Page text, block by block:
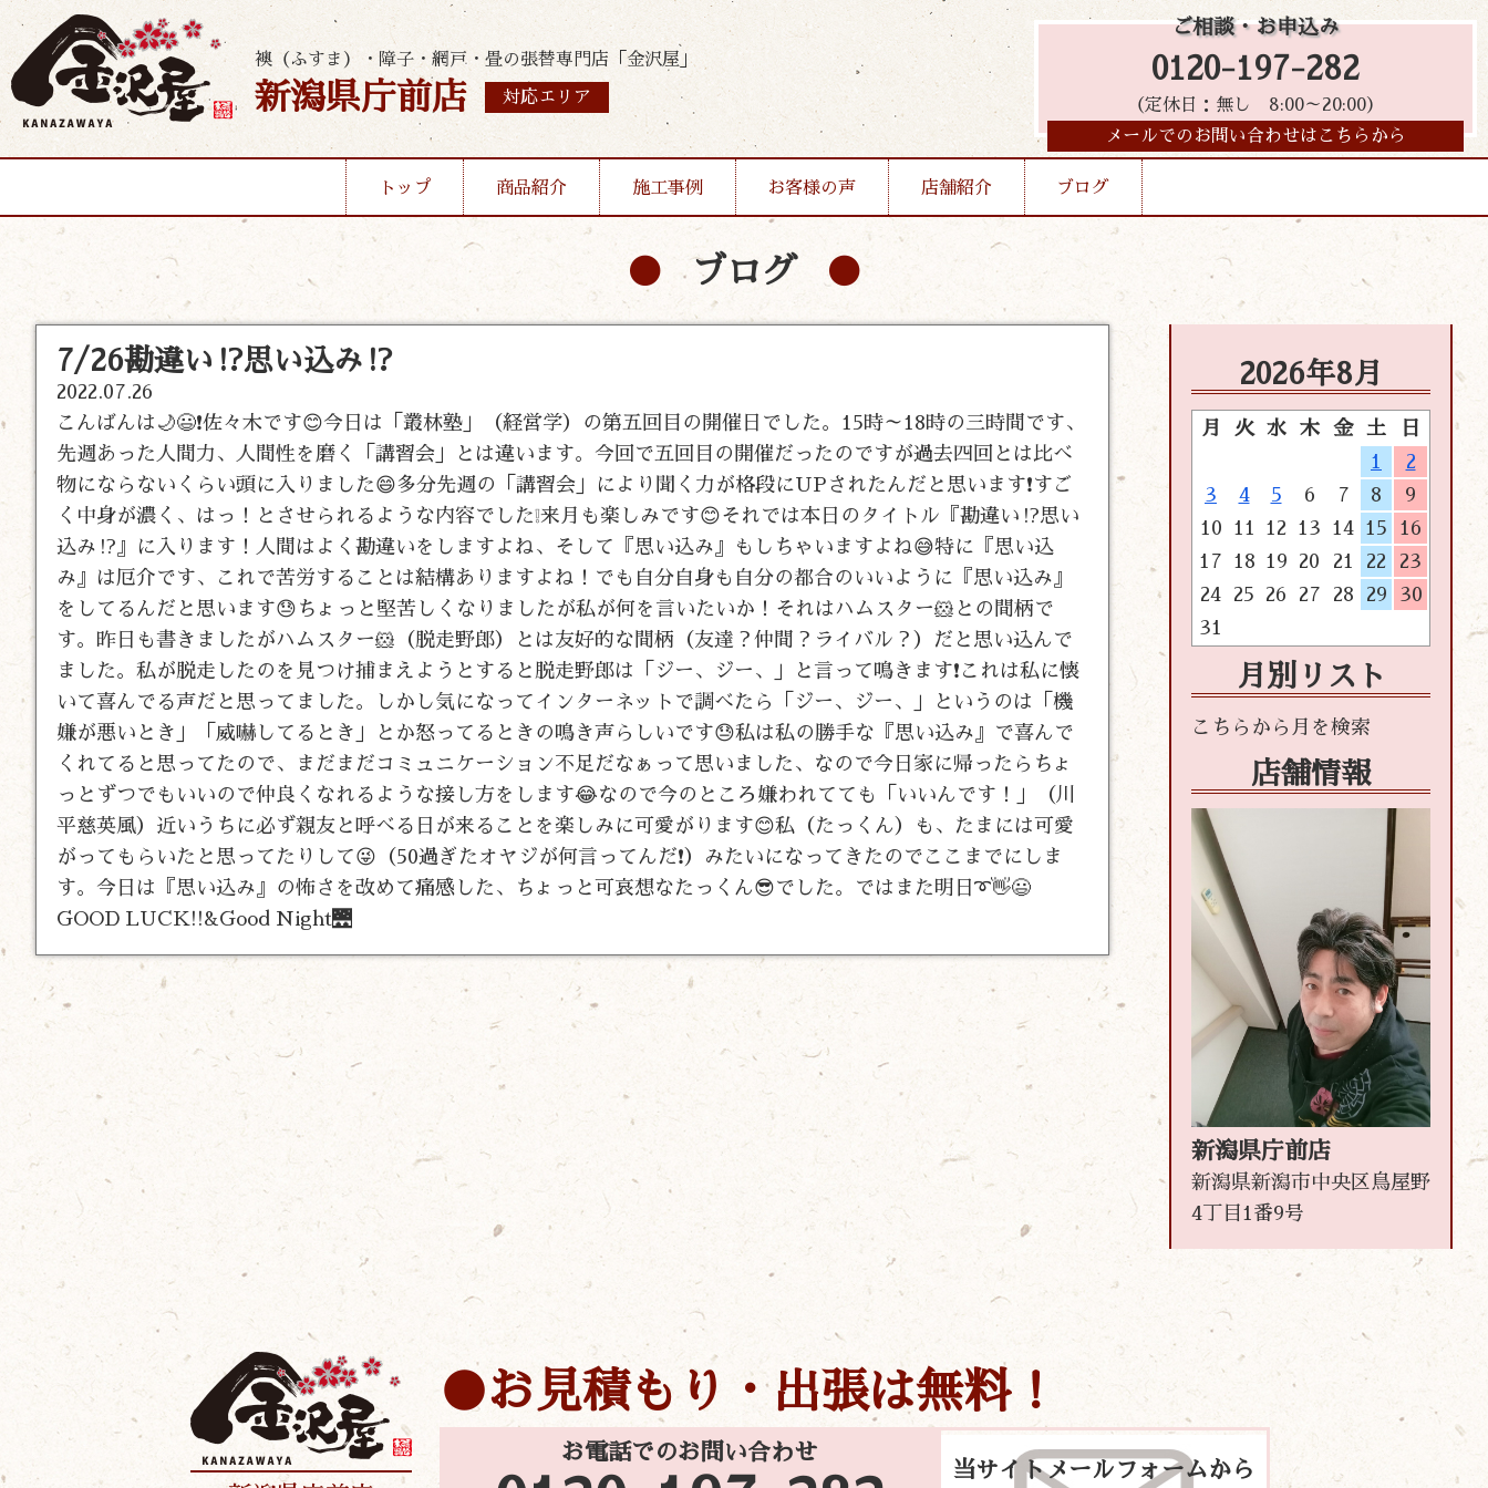
襖（ふすま）・障子・網戸・畳の張替専門店「金沢屋」
新潟県庁前店 対応エリア
ご相談・お申込み
0120-197-282
（定休日：無し 8:00～20:00）
メールでのお問い合わせはこちらから
トップ 商品紹介 施工事例 お客様の声 店舗紹介 ブログ
ブログ
7/26勘違い⁉️思い込み⁉️
2022.07.26
こんばんは🌙😃❗佐々木です😊今日は「叢林塾」（経営学）の第五回目の開催日でした。15時～18時の三時間です、
先週あった人間力、人間性を磨く「講習会」とは違います。今回で五回目の開催だったのですが過去四回とは比べ
物にならないくらい頭に入りました😄多分先週の「講習会」により聞く力が格段にUPされたんだと思います❗すご
く中身が濃く、はっ！とさせられるような内容でした❕来月も楽しみです😊それでは本日のタイトル『勘違い⁉️思い
込み⁉️』に入ります！人間はよく勘違いをしますよね、そして『思い込み』もしちゃいますよね😅特に『思い込
み』は厄介です、これで苦労することは結構ありますよね！でも自分自身も自分の都合のいいように『思い込み』
をしてるんだと思います😓ちょっと堅苦しくなりましたが私が何を言いたいか！それはハムスター🐹との間柄で
す。昨日も書きましたがハムスター🐹（脱走野郎）とは友好的な間柄（友達？仲間？ライバル？）だと思い込んで
ました。私が脱走したのを見つけ捕まえようとすると脱走野郎は「ジー、ジー、」と言って鳴きます❗これは私に懐
いて喜んでる声だと思ってました。しかし気になってインターネットで調べたら「ジー、ジー、」というのは「機
嫌が悪いとき」「威嚇してるとき」とか怒ってるときの鳴き声らしいです😓私は私の勝手な『思い込み』で喜んで
くれてると思ってたので、まだまだコミュニケーション不足だなぁって思いました、なので今日家に帰ったらちょ
っとずつでもいいので仲良くなれるような接し方をします😂なので今のところ嫌われてても「いいんです！」（川
平慈英風）近いうちに必ず親友と呼べる日が来ることを楽しみに可愛がります😊私（たっくん）も、たまには可愛
がってもらいたと思ってたりして😜（50過ぎたオヤジが何言ってんだ❗）みたいになってきたのでここまでにしま
す。今日は『思い込み』の怖さを改めて痛感した、ちょっと可哀想なたっくん😎でした。ではまた明日➰👋😃
GOOD LUCK!!&Good Night🌉
2026年8月
月 火 水 木 金 土
日
1
2
3
4 5 6 7 8
9
10
11 12 13 14 15
16
17
18 19 20 21 22
23
24
25 26 27 28 29
30
31
月別リスト
店舗情報
新潟県庁前店
新潟県新潟市中央区鳥屋野
4丁目1番9号
お見積もり・出張は無料！
お電話でのお問い合わせ
当サイトメールフォームから